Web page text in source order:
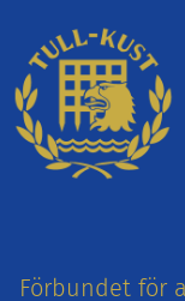
Förbundet för